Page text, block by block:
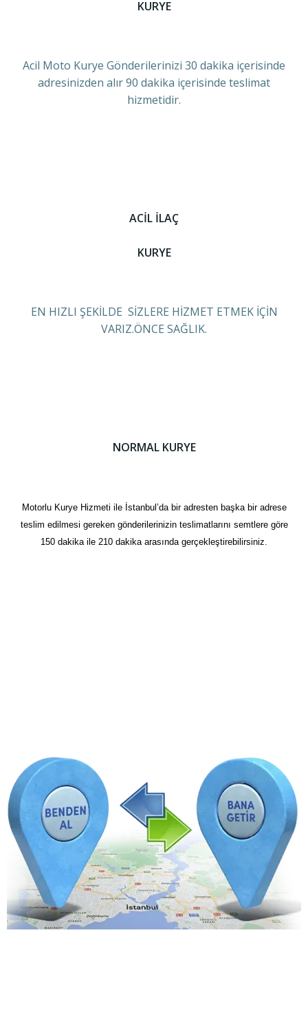
KURYE
Acil Moto Kurye Gönderilerinizi 30 dakika içerisinde
adresinizden alır 90 dakika içerisinde teslimat
hizmetidir.
ACİL İLAÇ
KURYE
EN HIZLI ŞEKİLDE SİZLERE HİZMET ETMEK İÇİN
VARIZ.ÖNCE SAĞLIK.
NORMAL KURYE
Motorlu Kurye Hizmeti ile İstanbul’da bir adresten başka bir adrese
teslim edilmesi gereken gönderilerinizin teslimatlarını semtlere göre
150 dakika ile 210 dakika arasında gerçekleştirebilirsiniz.